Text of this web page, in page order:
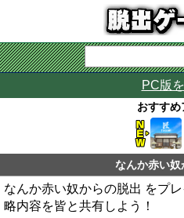
PC版
おすすめ
なんか赤い奴
なんか赤い奴からの脱出 をプ
略内容を皆と共有しよう！